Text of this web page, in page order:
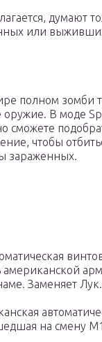
думают
или
полном зомби
В моде
сможете
чтобы
зараженных.
американской
Заменяет Лук.
на смену